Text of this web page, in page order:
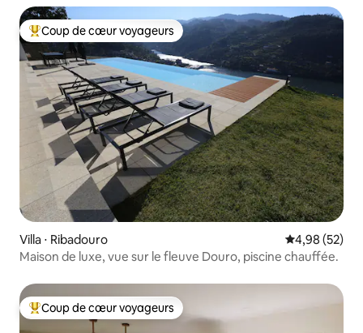
Coups de cœur voyageurs les plus appréciés
Coup de cœur voyageurs
Villa ⋅ Ribadouro Évaluation
4,98 (52)
Maison de luxe, vue sur le fleuve Douro, piscine chauffée.
Coups de cœur voyageurs les plus appréciés
Coup de cœur voyageurs